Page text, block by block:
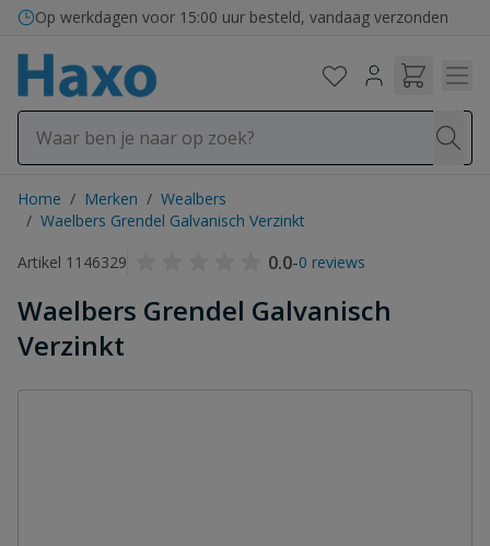
Ga naar de inhoud
Op werkdagen voor 15:00 uur besteld, vandaag verzonden
Home / Merken / Wealbers
/ Waelbers Grendel Galvanisch Verzinkt
Artikel 1146329
0.0-0 reviews
Waelbers Grendel Galvanisch
Verzinkt